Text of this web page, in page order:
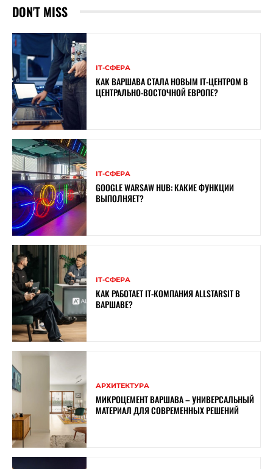
DON'T MISS
ІТ-СФЕРА
КАК ВАРШАВА СТАЛА НОВЫМ IT-ЦЕНТРОМ В
ЦЕНТРАЛЬНО-ВОСТОЧНОЙ ЕВРОПЕ?
ІТ-СФЕРА
GOOGLE WARSAW HUB: КАКИЕ ФУНКЦИИ
ВЫПОЛНЯЕТ?
ІТ-СФЕРА
КАК РАБОТАЕТ IT-КОМПАНИЯ ALLSTARSIT В
ВАРШАВЕ?
АРХИТЕКТУРА
МИКРОЦЕМЕНТ ВАРШАВА – УНИВЕРСАЛЬНЫЙ
МАТЕРИАЛ ДЛЯ СОВРЕМЕННЫХ РЕШЕНИЙ